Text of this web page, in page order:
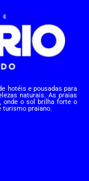
hotéis e pousadas para
naturais. As praias
onde o sol brilha forte o
turismo praiano.